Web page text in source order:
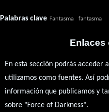
Palabras clave Fantasma fantasma
Enlaces
En esta sección podrás acceder
utilizamos como fuentes. Así
información que publicamos y
sobre "Force of Darkness".